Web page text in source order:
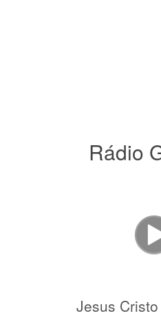
Rádio
Jesus